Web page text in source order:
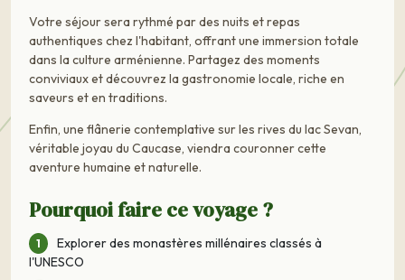
Votre séjour sera rythmé par des nuits et repas
authentiques chez l'habitant, offrant une immersion totale
dans la culture arménienne. Partagez des moments
conviviaux et découvrez la gastronomie locale, riche en
saveurs et en traditions.
Enfin, une flânerie contemplative sur les rives du lac Sevan,
véritable joyau du Caucase, viendra couronner cette
aventure humaine et naturelle.
Pourquoi faire ce voyage ?
Explorer des monastères millénaires classés à
l'UNESCO